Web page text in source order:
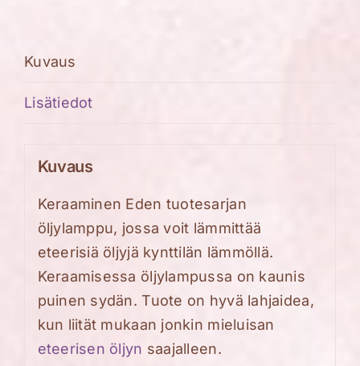
määrä
Kuvaus
Lisätiedot
Kuvaus
Keraaminen Eden tuotesarjan
öljylamppu, jossa voit lämmittää
eteerisiä öljyjä kynttilän lämmöllä.
Keraamisessa öljylampussa on kaunis
puinen sydän. Tuote on hyvä lahjaidea,
kun liität mukaan jonkin mieluisan
eteerisen öljyn saajalleen.